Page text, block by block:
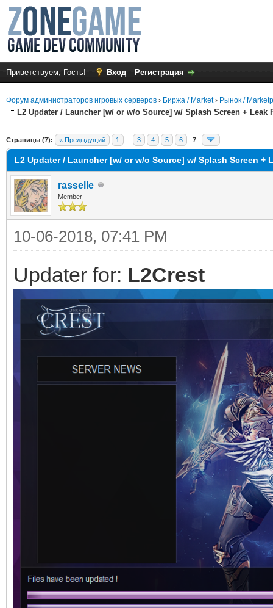
Приветствуем, Гость! Вход Регистрация
Форум администраторов игровых серверов › Биржа / Market› Рынок /
L2 Updater / Launcher [w/ or w/o Source] w/ Splash Screen + Leak
Страницы (7): « Предыдущий 1 3 4 5 6 7
L2 Updater / Launcher [w/ or w/o Source] w/ Splash Screen +
rasselle
Member
10-06-2018, 07:41 PM
Updater for: L2Crest